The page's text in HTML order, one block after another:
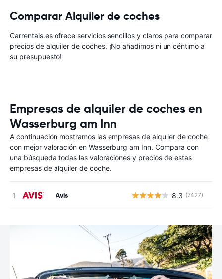
Comparar Alquiler de coches
Carrentals.es ofrece servicios sencillos y claros para comparar
precios de alquiler de coches. ¡No añadimos ni un céntimo a
su presupuesto!
Empresas de alquiler de coches en
Wasserburg am Inn
A continuación mostramos las empresas de alquiler de coche
con mejor valoración en Wasserburg am Inn. Compara con
una búsqueda todas las valoraciones y precios de estas
empresas de alquiler de coche.
Avis 8.3 (7427)